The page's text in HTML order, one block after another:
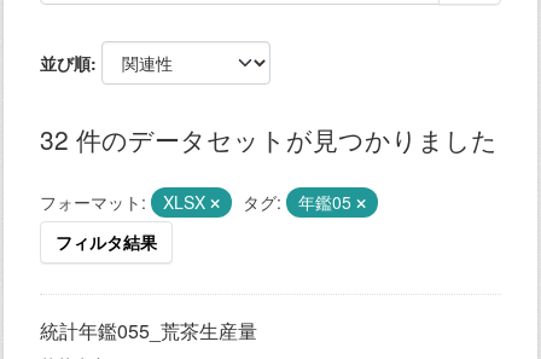
並び順
32 件のデータセットが見つかりました
フォーマット: XLSX タグ:
年鑑05
フィルタ結果
統計年鑑055_荒茶生産量